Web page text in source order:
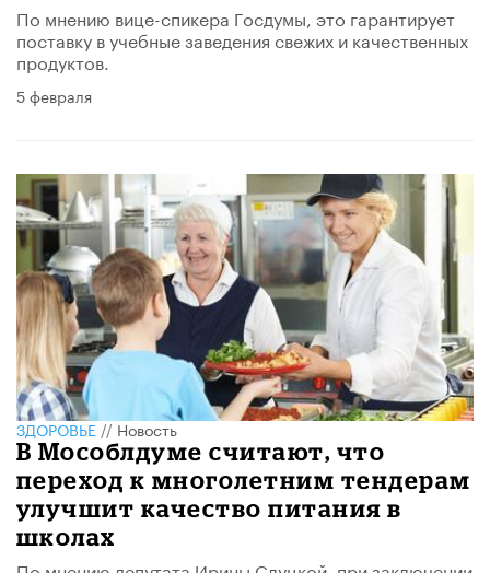
По мнению вице-спикера Госдумы, это гарантирует
поставку в учебные заведения свежих и качественных
продуктов.
5 февраля
ЗДОРОВЬЕ//Новость
В Мособлдуме считают, что
переход к многолетним тендерам
улучшит качество питания в
школах